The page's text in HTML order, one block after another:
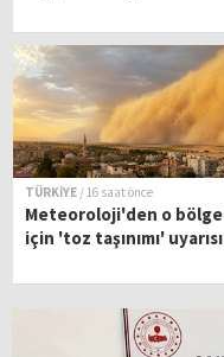
TÜRKİYE / 16 saat önce
Meteoroloji'den o bölge
için 'toz taşınımı' uyarısı